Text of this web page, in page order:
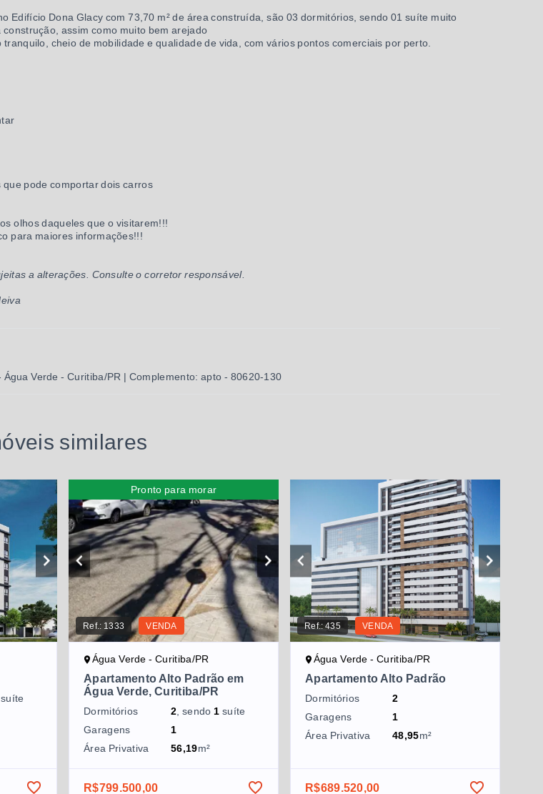
Edifício Dona Glacy com 73,70 m² de área construída, são 03 dormitórios, sendo 01 suíte muito
assim como muito bem arejado
cheio de mobilidade e qualidade de vida, com vários pontos comerciais por perto.
pode comportar dois carros
olhos daqueles que o visitarem!!!
para maiores informações!!!
a alterações. Consulte o corretor responsável.
Água Verde - Curitiba/PR | Complemento: apto - 80620-130
similares
suíte
Pronto para morar
Ref.: 1333 VENDA
Água Verde - Curitiba/PR
Apartamento Alto Padrão em
Água Verde, Curitiba/PR
Dormitórios 2, sendo1 suíte
Garagens
1
Área Privativa
56,19m²
R$799.500,00
Ref.:435 VENDA
Água Verde - Curitiba/PR
Apartamento Alto Padrão
Dormitórios
2
Garagens
1
Área Privativa
48,95m²
R$689.520,00